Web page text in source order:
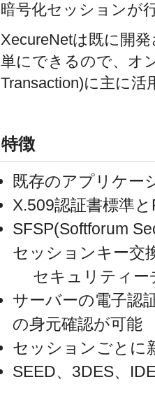
暗号化セッションが
XecureNetは既に開
単にできるので、オ
Transaction)に主に
特徴
既存のアプリケー
X.509認証書標準
SFSP(Softforum
セッションキー交
セキュリティー
サーバーの電子認
の身元確認が可能
セッションごとに
SEED、3DES、